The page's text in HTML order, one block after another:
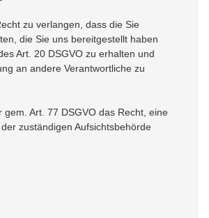
zu verlangen, dass die Sie
die Sie uns bereitgestellt haben
Art. 20 DSGVO zu erhalten und
an andere Verantwortliche zu
gem. Art. 77 DSGVO das Recht, eine
zuständigen Aufsichtsbehörde